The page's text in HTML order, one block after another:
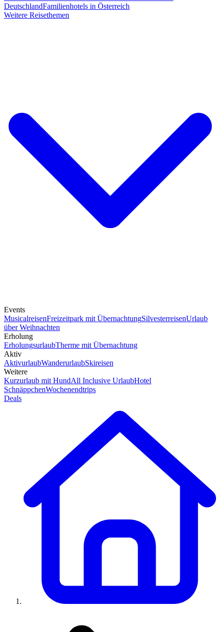
DeutschlandFamilienhotels in Österreich
Weitere Reisethemen
Events
MusicalreisenFreizeitpark mit ÜbernachtungSilvesterreisenUrlaub
über Weihnachten
Erholung
ErholungsurlaubTherme mit Übernachtung
Aktiv
AktivurlaubWanderurlaubSkireisen
Weitere
Kurzurlaub mit HundAll Inclusive UrlaubHotel
SchnäppchenWochenendtrips
Deals